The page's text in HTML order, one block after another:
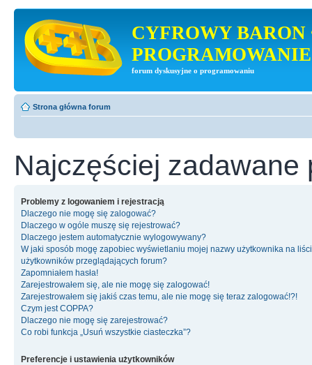
CYFROWY BARON
PROGRAMOWANIE
forum dyskusyjne o programowaniu
Strona główna forum
Najczęściej zadawane
Problemy z logowaniem i rejestracją
Dlaczego nie mogę się zalogować?
Dlaczego w ogóle muszę się rejestrować?
Dlaczego jestem automatycznie wylogowywany?
W jaki sposób mogę zapobiec wyświetlaniu mojej nazwy użytkownika na
użytkowników przeglądających forum?
Zapomniałem hasła!
Zarejestrowałem się, ale nie mogę się zalogować!
Zarejestrowałem się jakiś czas temu, ale nie mogę się teraz zalogować!?!
Czym jest COPPA?
Dlaczego nie mogę się zarejestrować?
Co robi funkcja „Usuń wszystkie ciasteczka”?
Preferencje i ustawienia użytkowników